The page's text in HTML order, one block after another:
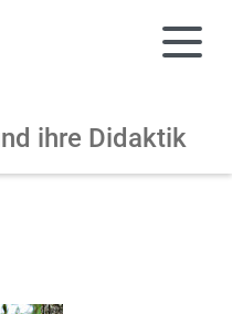
ihre Didaktik